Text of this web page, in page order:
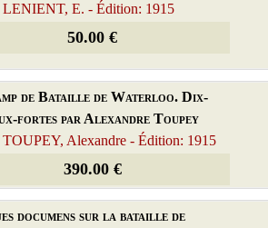
LENIENT, E. - Édition: 1915
50.00 €
de Bataille de Waterloo. Dix-
fortes par Alexandre Toupey
Alexandre - Édition: 1915
390.00 €
documens sur la bataille de